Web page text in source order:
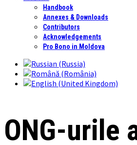
Handbook
Annexes & Downloads
Contributors
Acknowledgements
Pro Bono in Moldova
ONG-urile